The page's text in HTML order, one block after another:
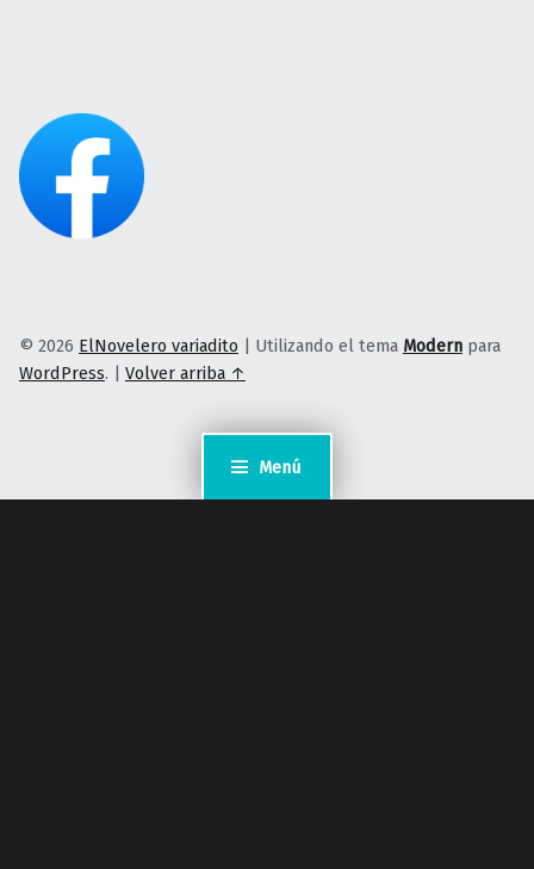
Menú
© 2026 ElNovelero variadito | Utilizando el tema Modern para
WordPress. | Volver arriba ↑